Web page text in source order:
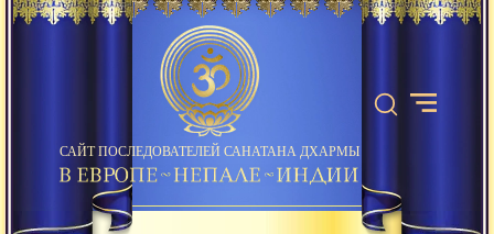
САЙТ ПОСЛЕДОВАТЕЛЕЙ САНАТАНА ДХАРМЫ